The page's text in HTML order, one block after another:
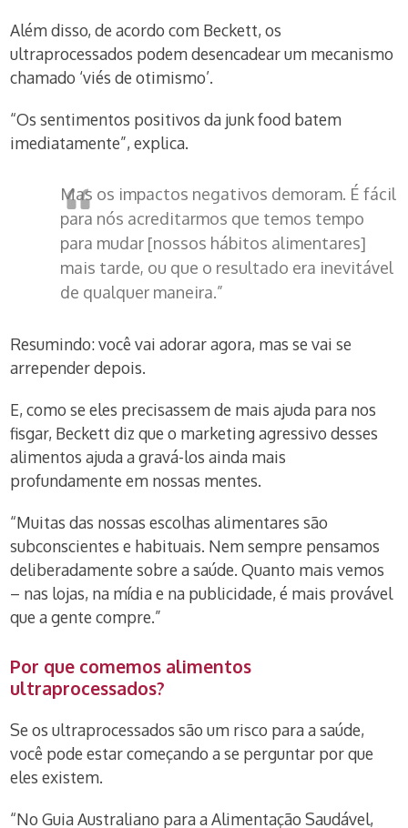
Além disso, de acordo com Beckett, os
ultraprocessados podem desencadear um mecanismo
chamado ‘viés de otimismo’.
“Os sentimentos positivos da junk food batem
imediatamente”, explica.
Mas os impactos negativos demoram. É fácil
para nós acreditarmos que temos tempo
para mudar [nossos hábitos alimentares]
mais tarde, ou que o resultado era inevitável
de qualquer maneira.”
Resumindo: você vai adorar agora, mas se vai se
arrepender depois.
E, como se eles precisassem de mais ajuda para nos
fisgar, Beckett diz que o marketing agressivo desses
alimentos ajuda a gravá-los ainda mais
profundamente em nossas mentes.
“Muitas das nossas escolhas alimentares são
subconscientes e habituais. Nem sempre pensamos
deliberadamente sobre a saúde. Quanto mais vemos
– nas lojas, na mídia e na publicidade, é mais provável
que a gente compre.”
Por que comemos alimentos
ultraprocessados?
Se os ultraprocessados são um risco para a saúde,
você pode estar começando a se perguntar por que
eles existem.
“No Guia Australiano para a Alimentação Saudável,